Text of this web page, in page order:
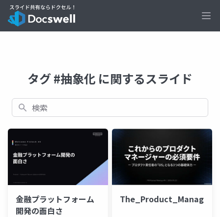
タグ #抽象化 に関するスライド
検索
金融プラットフォーム
開発の面白さ